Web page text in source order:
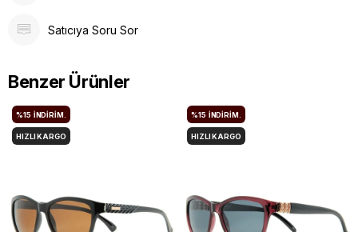
Satıcıya Soru Sor
Benzer Ürünler
%15 İNDIRIM.
HIZLI KARGO
%15 İNDIRIM.
HIZLI KARGO